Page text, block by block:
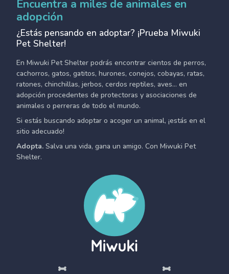
Encuentra a miles de animales en
adopción
¿Estás pensando en adoptar? ¡Prueba Miwuki
Pet Shelter!
En Miwuki Pet Shelter podrás encontrar cientos de perros,
cachorros, gatos, gatitos, hurones, conejos, cobayas, ratas,
ratones, chinchillas, jerbos, cerdos reptiles, aves... en
adopción procedentes de protectoras y asociaciones de
animales o perreras de todo el mundo.
Si estás buscando adoptar o acoger un animal, ¡estás en el
sitio adecuado!
Adopta. Salva una vida, gana un amigo. Con Miwuki Pet
Shelter.